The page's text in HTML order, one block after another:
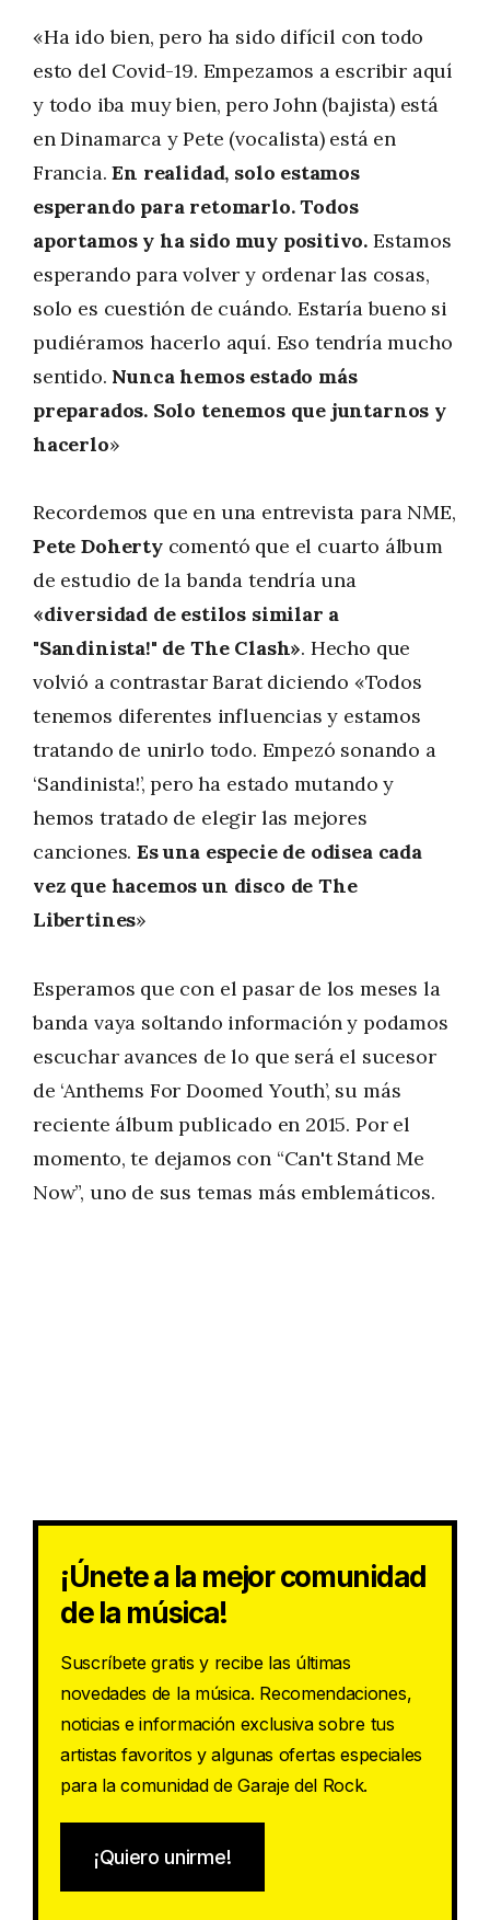
«Ha ido bien, pero ha sido difícil con todo
esto del Covid-19. Empezamos a escribir aquí
y todo iba muy bien, pero John (bajista) está
en Dinamarca y Pete (vocalista) está en
Francia.En realidad, solo estamos
esperando para retomarlo. Todos
aportamos y ha sido muy positivo. Estamos
esperando para volver y ordenar las cosas,
solo es cuestión de cuándo. Estaría bueno si
pudiéramos hacerlo aquí. Eso tendría mucho
sentido. Nunca hemos estado más
preparados. Solo tenemos que juntarnos y
hacerlo»
Recordemos que en una entrevista para NME,
Pete Dohertycomentó que el cuarto álbum
de estudio de la banda tendría una
«diversidad de estilos similar a
"Sandinista!" de The Clash». Hecho que
volvió a contrastar Barat diciendo «Todos
tenemos diferentes influencias y estamos
tratando de unirlo todo. Empezó sonando a
‘Sandinista!’, pero ha estado mutando y
hemos tratado de elegir las mejores
canciones.Es una especie de odisea cada
vez que hacemos un disco de The
Libertines»
Esperamos que con el pasar de los meses la
banda vaya soltando información y podamos
escuchar avances de lo que será el sucesor
de ‘Anthems For Doomed Youth’, su más
reciente álbum publicado en 2015. Por el
momento, te dejamos con “Can't Stand Me
Now”, uno de sus temas más emblemáticos.
¡Únete a la mejor comunidad
de la música!
Suscríbete gratis y recibe las últimas
novedades de la música. Recomendaciones,
noticias e información exclusiva sobre tus
artistas favoritos y algunas ofertas especiales
para la comunidad de Garaje del Rock.
¡Quiero unirme!